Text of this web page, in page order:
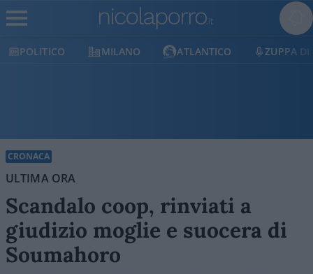
MILANO ATLANTICO ZUPPA DI PORRO
CRONACA
ULTIMA ORA
Scandalo coop, rinviati a
giudizio moglie e suocera di
Soumahoro